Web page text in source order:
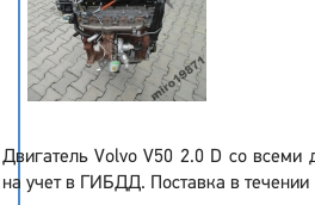
Двигатель Volvo V50 2.0 D со всеми
на учет в ГИБДД. Поставка в течении